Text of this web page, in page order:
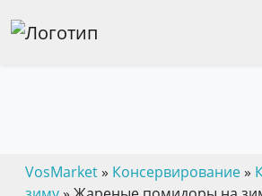
VosMarket» Консервирование»